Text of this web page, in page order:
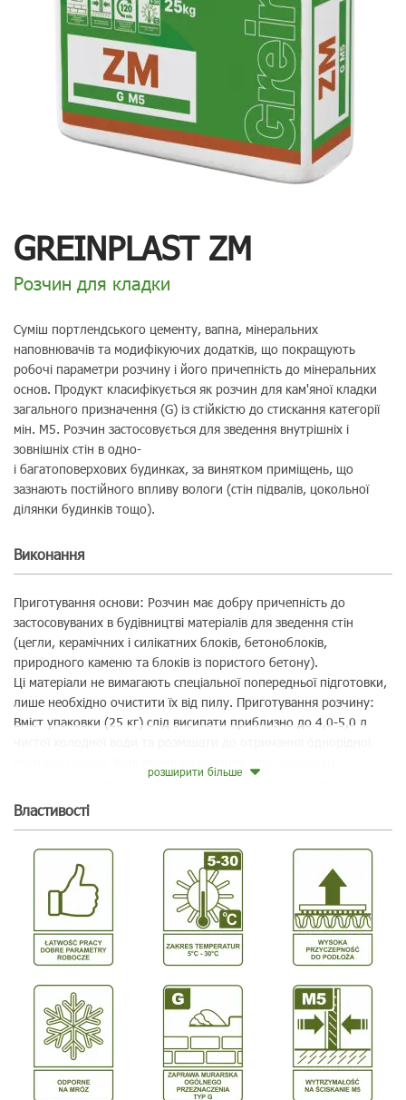
GREINPLAST ZM
Розчин для кладки
Cуміш портлендського цементу, вапна, мінеральних
наповнювачів та модифікуючих додатків, що покращують
робочі параметри розчину і його причепність до мінеральних
основ. Продукт класифікується як розчин для кам'яної кладки
загального призначення (G) із стійкістю до стискання категорії
мін. М5. Розчин застосовується для зведення внутрішніх і
зовнішніх стін в одно-
і багатоповерхових будинках, за винятком приміщень, що
зазнають постійного впливу вологи (стін підвалів, цокольної
ділянки будинків тощо).
Виконання
Приготування основи: Розчин має добру причепність до
застосовуваних в будівництві матеріалів для зведення стін
(цегли, керамічних і силікатних блоків, бетоноблоків,
природного каменю та блоків із пористого бетону).
Ці матеріали не вимагають спеціальної попередньої підготовки,
лише необхідно очистити їх від пилу. Приготування розчину:
Вміст упаковки (25 кг) слід висипати приблизно до 4,0-5,0 л
відповідно до виду запланованої роботи, застосовуваних
матеріалів та стану основи і атмосферних умов. Надмірне
додавання води може погіршити параметри витривалості
розмішати без додавання води. Кам'яна кладка: Розчин
потрібно наносити на основи за допомогою кельми, елементи
кладки легко притиснути та вирівняти, а надлишок розчину, що
виступає поза стіну слід усунути.
розширити більше
Bластивості